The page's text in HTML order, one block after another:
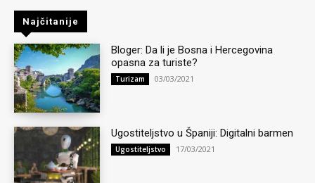
Najčitanije
Bloger: Da li je Bosna i Hercegovina
opasna za turiste?
Turizam 03/03/2021
Ugostiteljstvo u Španiji: Digitalni barmen
Ugostiteljstvo 17/03/2021